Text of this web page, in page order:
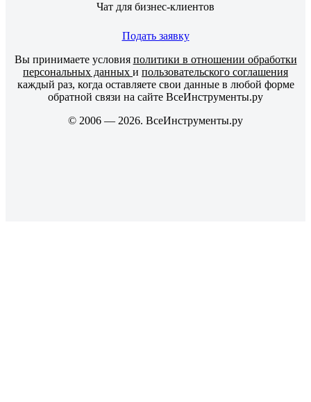
Чат для бизнес-клиентов
Подать заявку
Вы принимаете условия политики в отношении обработки
персональных данных и пользовательского соглашения
каждый раз, когда оставляете свои данные в любой форме
обратной связи на сайте ВсеИнструменты.ру
© 2006 — 2026. ВсеИнструменты.ру